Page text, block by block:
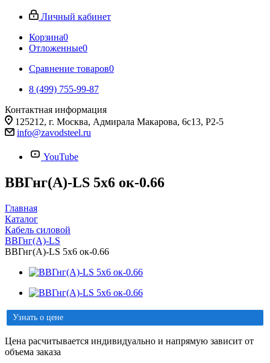
Личный кабинет
Корзина0
Отложенные0
Сравнение товаров0
8 (499) 755-99-87
Контактная информация
125212, г. Москва, Адмирала Макарова, 6с13, Р2-5
info@zavodsteel.ru
YouTube
ВВГнг(A)-LS 5х6 ок-0.66
Главная
Каталог
Кабель силовой
ВВГнг(A)-LS
ВВГнг(A)-LS 5х6 ок-0.66
Узнать о цене
Цена расчитывается индивидуально и напрямую зависит от
объема заказа